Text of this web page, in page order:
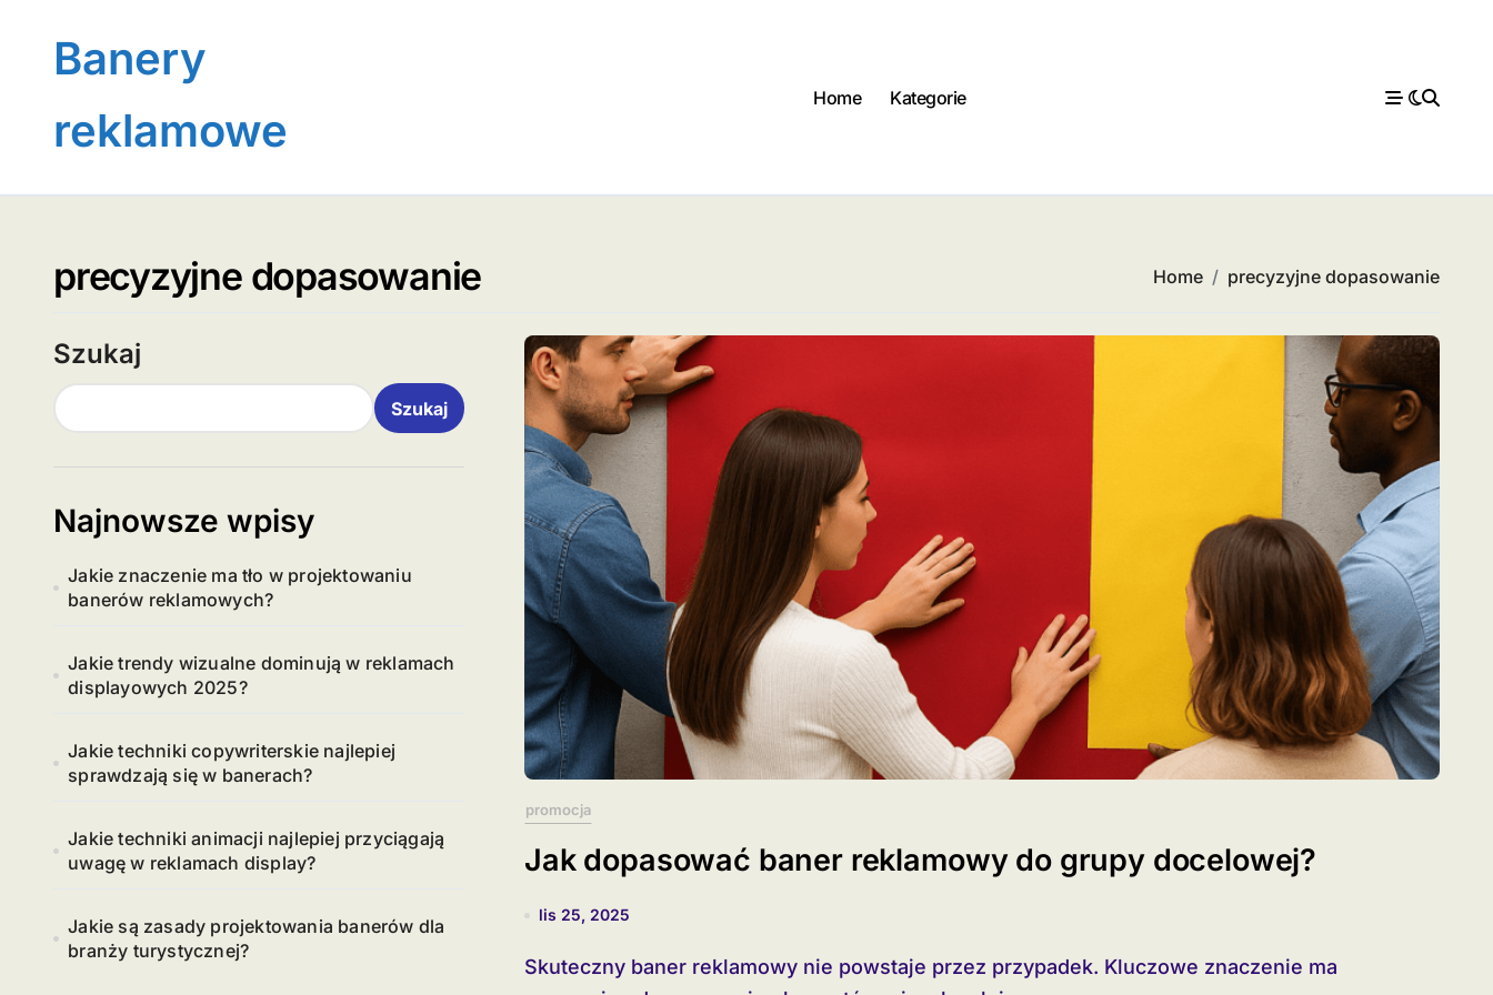
contentBanery
reklamowe
Home Kategorie
precyzyjne dopasowanie Home precyzyjne dopasowanie
Szukaj
Szukaj
Najnowsze wpisy
Jakie znaczenie ma tło w projektowaniu
banerów reklamowych?
Jakie trendy wizualne dominują w reklamach
displayowych 2025?
Jakie techniki copywriterskie najlepiej
sprawdzają się w banerach?
Jakie techniki animacji najlepiej przyciągają
uwagę w reklamach display?
Jakie są zasady projektowania banerów dla
branży turystycznej?
promocja
Jak dopasować baner reklamowy do grupy docelowej?
lis 25, 2025
Skuteczny baner reklamowy nie powstaje przez przypadek. Kluczowe znaczenie ma